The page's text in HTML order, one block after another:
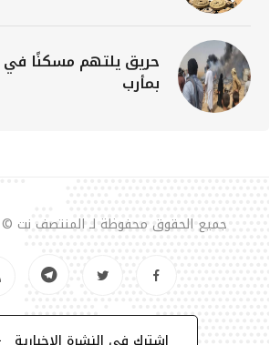
حريق يلتهم مسكنًا في
بمأرب
جميع الحقوق محفوظة لـ المنتصف نت © 2012 -